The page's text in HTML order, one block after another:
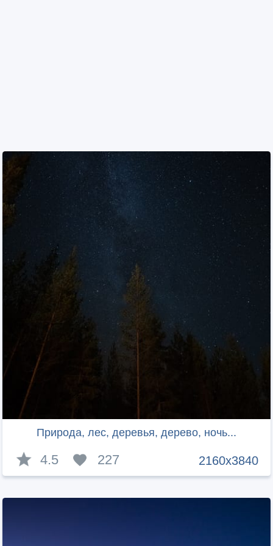
Природа, лес, деревья, дерево, ночь...
2160x3840
4.5 227